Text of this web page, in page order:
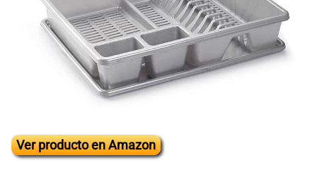
Ver producto en Amazon